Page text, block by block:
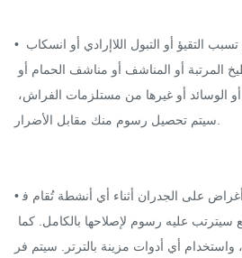
• حرصاً على النظافة، في حال تسبب التقيؤ أو التبول اللاإرادي أو انسكاب
سيتم تحصيل رسوم منك مقابل الأضرار.
• يُرجى الامتناع عن لصق أي أغراض على الجدران أثناء أي أنشطة تُقام ف
واستخدام أي أدوات مزينة بالترتر. سيتم فر